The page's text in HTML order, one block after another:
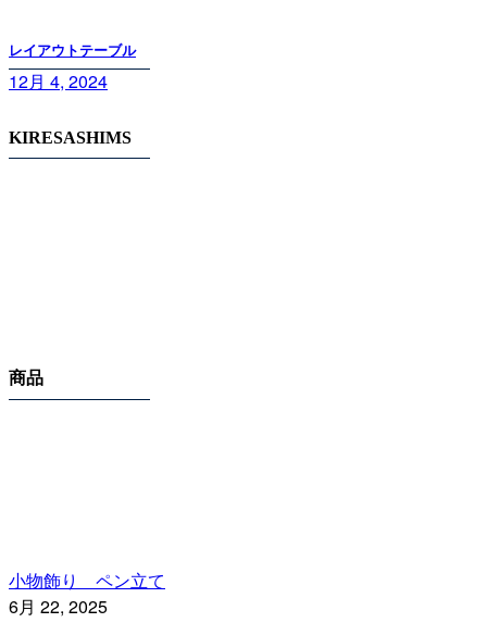
レイアウトテーブル
12月 4, 2024
KIRESASHIMS
商品
小物飾り ペン立て
6月 22, 2025